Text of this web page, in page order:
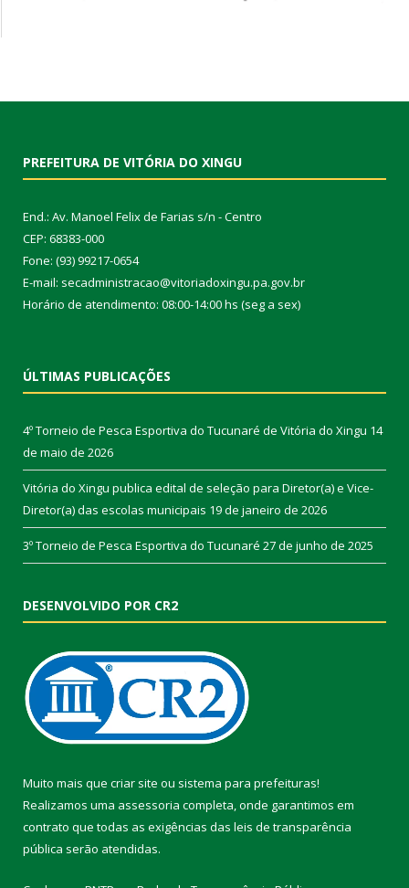
PREFEITURA DE VITÓRIA DO XINGU
End.: Av. Manoel Felix de Farias s/n - Centro
CEP: 68383-000
Fone: (93) 99217-0654
E-mail: secadministracao@vitoriadoxingu.pa.gov.br
Horário de atendimento: 08:00-14:00 hs (seg a sex)
ÚLTIMAS PUBLICAÇÕES
4º Torneio de Pesca Esportiva do Tucunaré de Vitória do Xingu 14
de maio de 2026
Vitória do Xingu publica edital de seleção para Diretor(a) e Vice-
Diretor(a) das escolas municipais 19 de janeiro de 2026
3º Torneio de Pesca Esportiva do Tucunaré 27 de junho de 2025
DESENVOLVIDO POR CR2
Muito mais que criar site ou sistema para prefeituras!
Realizamos uma assessoria completa, onde garantimos em
contrato que todas as exigências das leis de transparência
pública serão atendidas.